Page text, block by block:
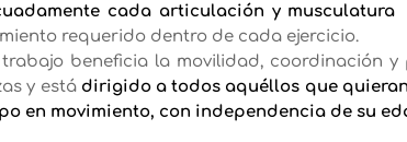
cada articulación y musculatura
requerido dentro de cada ejercicio.
trabajo beneficia la movilidad, coordinación y
y está dirigido a todos aquéllos que
en movimiento, con independencia de su